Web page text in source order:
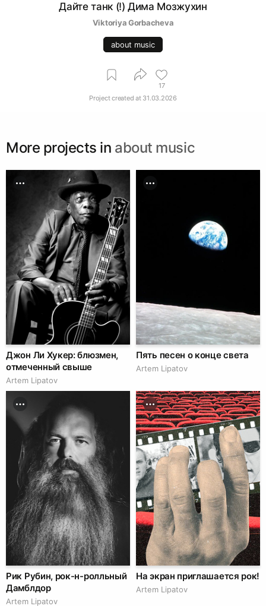
Дайте танк (!) Дима Мозжухин
Viktoriya Gorbacheva
about music
17
Project created at 31.03.2026
More projects in about music
Джон Ли Хукер: блюзмен,
отмеченный свыше
Artem Lipatov
Пять песен о конце света
Artem Lipatov
Рик Рубин, рок-н-ролльный
Дамблдор
Artem Lipatov
На экран приглашается рок!
Artem Lipatov